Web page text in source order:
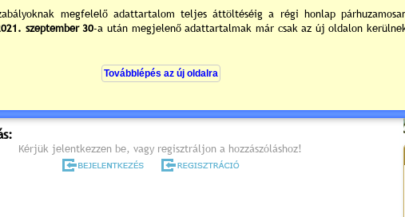
(részletes meghívó) »
Kérjük jelentkezzen be, vagy regisztráljon a hozzászóláshoz!